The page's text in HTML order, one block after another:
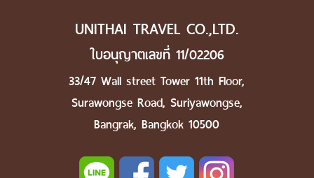
UNITHAI TRAVEL CO.,LTD.
ใบอนุญาตเลขที่ 11/02206
33/47 Wall street Tower 11th Floor,
Surawongse Road, Suriyawongse,
Bangrak, Bangkok 10500